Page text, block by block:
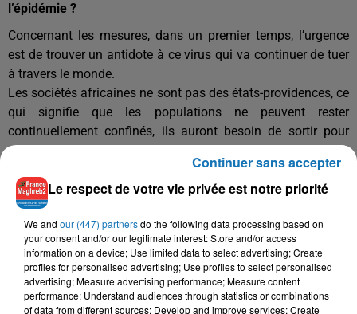
l’épidémie ?
Concernant les mesures, dans un premier temps, l’urgence
est de trouver un antidote à ce virus qui va continuer de tuer
à travers le monde.
Les sociétés africaines ne sont pas des états-providences, ce
qui signifie que les populations ne peuvent rester
continuellement confinés, ils auront besoin de sortir pour
gagner leur vie.
Ce qui n’est pas le cas en Occident où les états assurent aux
populations un minimum de qualité de vie, malgré le
confinement.
Il faut que nous puissions organiser de façon massive la
distribution de masques, de gants et de produits sanitaires
de premières nécessités aux populations africaines. Les
populations les plus pauvres doivent être une priorité.
Les Européens doivent montrer leur solidarité avec les
Le respect de votre vie privée est notre priorité
We and our (447) partnersdo the following data processing based on
your consent and/or our legitimate interest: Store and/or access
information on a device; Use limited data to select advertising; Create
profiles for personalised advertising; Use profiles to select personalised
advertising; Measure advertising performance; Measure content
performance; Understand audiences through statistics or combinations
of data from different sources; Develop and improve services; Create
Continuer sans accepter